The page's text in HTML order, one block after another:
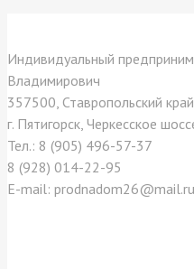
Индивидуальный
Владимирович
357500, Ставропольский край,
г. Пятигорск, Черкесское
Тел.: 8 (905) 496-57-37
8 (928) 014-22-95
E-mail: prodnadom26@mail.ru